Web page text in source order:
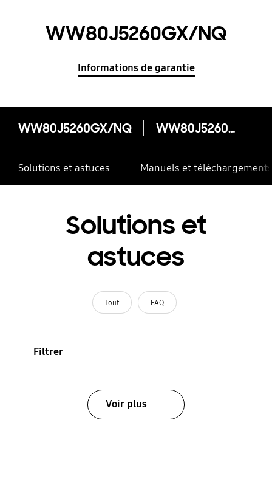
WW80J5260GX/NQ
Informations de garantie
WW80J5260GX/NQ WW80J5260GX/NQ
Solutions et astuces Manuels et téléchargements
Solutions et
astuces
Tout FAQ
Filtrer
Voir plus